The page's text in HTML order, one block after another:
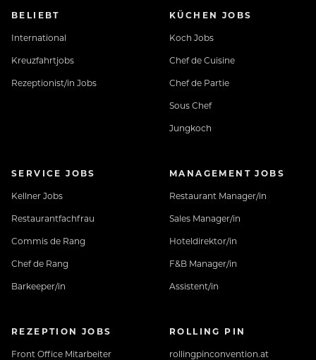
BELIEBT
International
Kreuzfahrtjobs
Rezeptionist/in Jobs
KÜCHEN JOBS
Koch Jobs
Chef de Cuisine
Chef de Partie
Sous Chef
Jungkoch
SERVICE JOBS
Kellner Jobs
Restaurantfachfrau
Commis de Rang
Chef de Rang
Barkeeper/in
MANAGEMENT JOBS
Restaurant Manager/in
Sales Manager/in
Hoteldirektor/in
F&B Manager/in
Assistent/in
REZEPTION JOBS
Front Office Mitarbeiter
ROLLING PIN
rollingpinconvention.at